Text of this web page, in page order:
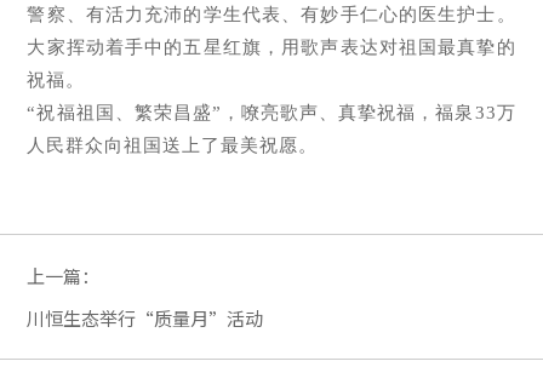
警察、有活力充沛的学生代表、有妙手仁心的医生护士。
大家挥动着手中的五星红旗，用歌声表达对祖国最真挚的
祝福。
“祝福祖国、繁荣昌盛”，嘹亮歌声、真挚祝福，福泉33万
人民群众向祖国送上了最美祝愿。
上一篇：
川恒生态举行“质量月”活动